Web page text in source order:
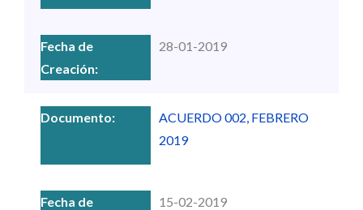
28-01-2019
ACUERDO 002, FEBRERO
2019
15-02-2019